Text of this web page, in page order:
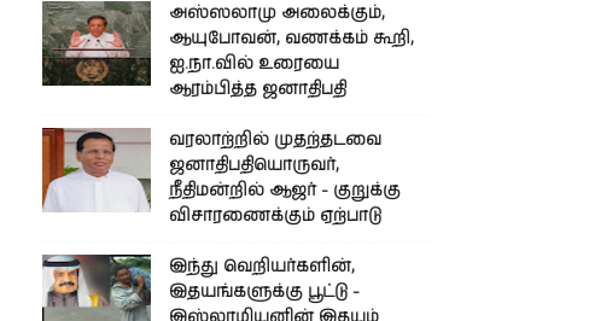
அஸ்ஸலாமு அலைக்கும்,
ஆயுபோவன், வணக்கம் கூறி,
ஐ.நா.வில் உரையை
ஆரம்பித்த ஜனாதிபதி
வரலாற்றில் முதற்தடவை
ஜனாதிபதியொருவர்,
நீதிமன்றில் ஆஜர் - குறுக்கு
விசாரணைக்கும் ஏற்பாடு
இந்து வெறியர்களின்,
இதயங்களுக்கு பூட்டு -